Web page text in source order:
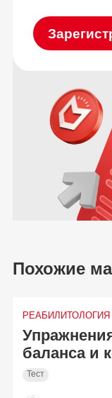
Похожие
РЕАБИЛИТОЛОГИЯ
баланса и
Тест